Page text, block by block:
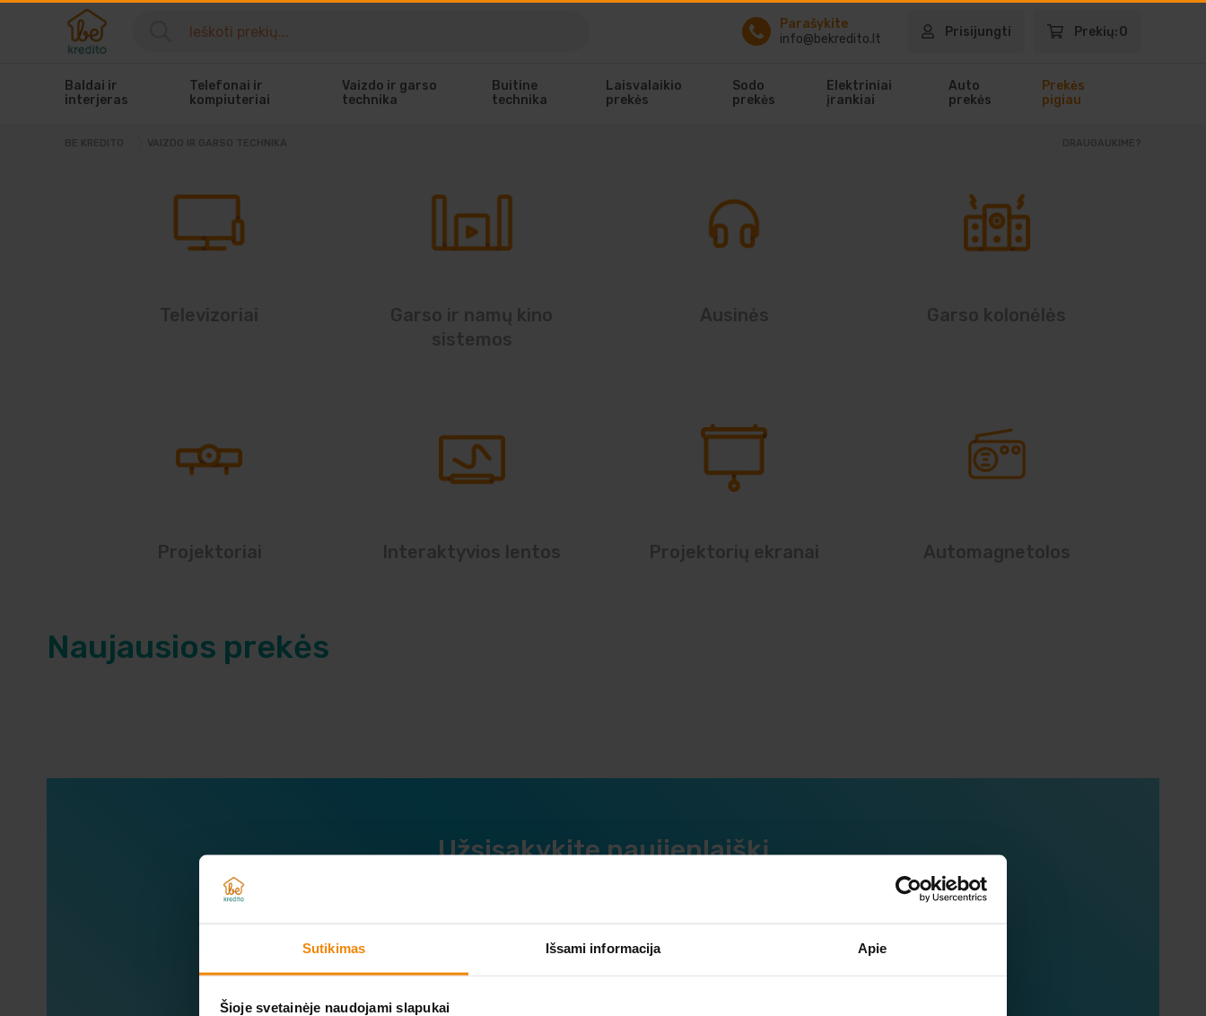
Sutikimas Išsami informacija Apie
Šioje svetainėje naudojami slapukai
Parašykite
info@bekredito.lt
Prisijungti Prekių:0
Baldai ir
interjeras
Telefonai ir
kompiuteriai
Vaizdo ir garso
technika
Buitine
technika
Laisvalaikio
prekės
Sodo
prekės
Elektriniai
įrankiai
Auto
prekės
Prekės
pigiau
Naujausios prekės
Užsisakykite naujienlaiškį